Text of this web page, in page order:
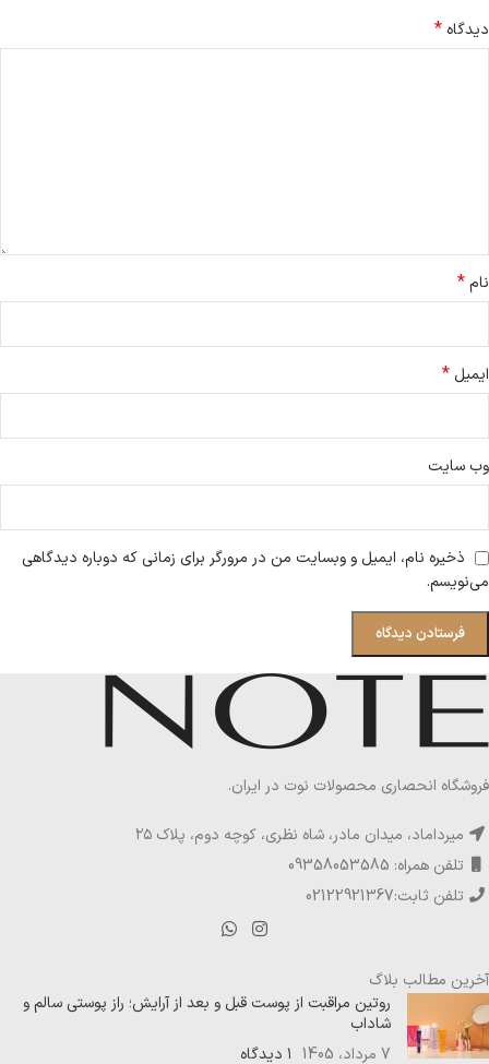
دیدگاه *
نام*
ایمیل *
وب‌ سایت
ذخیره نام، ایمیل و وبسایت من در مرورگر برای زمانی که دوباره دیدگاهی
می‌نویسم.
فروشگاه انحصاری محصولات نوت در ایران.
میرداماد، میدان مادر، شاه نظری، کوچه دوم، پلاک ۲۵
تلفن همراه: 09358053585
تلفن ثابت:02122921367
آخرین مطالب بلاگ
روتین مراقبت از پوست قبل و بعد از آرایش؛ راز پوستی سالم و
شاداب
7 مرداد، 1405
۱ دیدگاه